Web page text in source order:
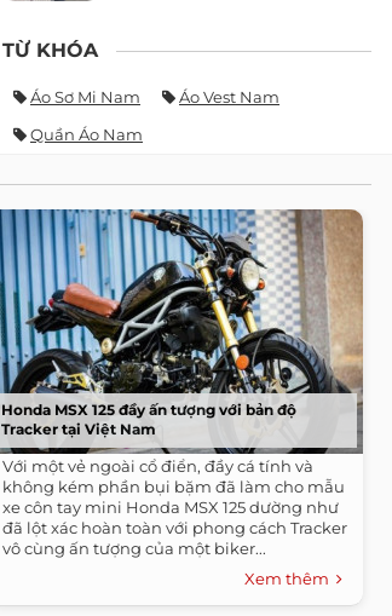
TỪ KHÓA
Áo Sơ Mi Nam
Áo Vest Nam
Quần Áo Nam
Honda MSX 125 đầy ấn tượng với bản độ
Tracker tại Việt Nam
Với một vẻ ngoài cổ điển, đầy cá tính và
không kém phần bụi bặm đã làm cho mẫu
xe côn tay mini Honda MSX 125 dường như
đã lột xác hoàn toàn với phong cách Tracker
vô cùng ấn tượng của một biker...
Xem thêm